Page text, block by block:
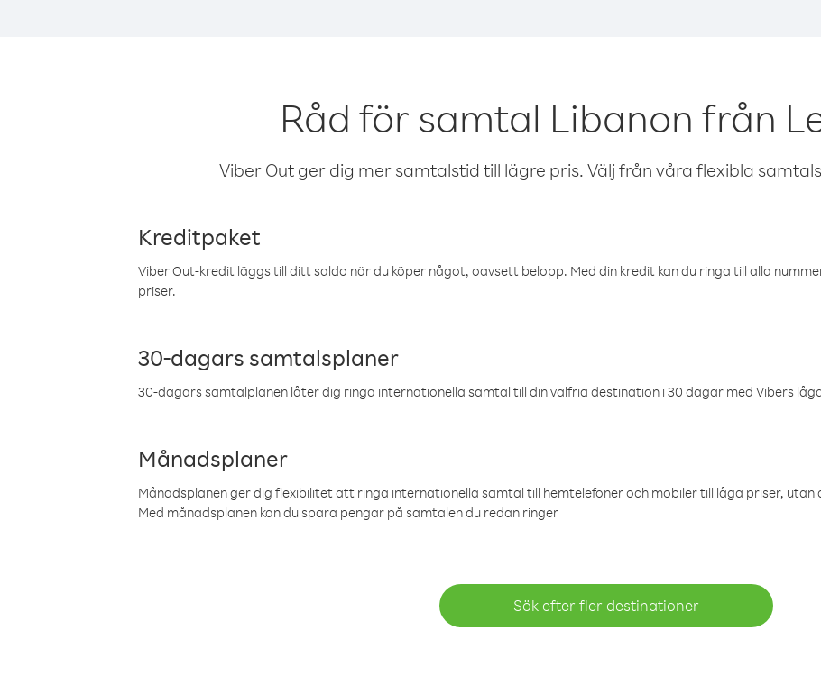
Råd för samtal Libanon från
Viber Out ger dig mer samtalstid till lägre pris. Välj från våra flexibla
Kreditpaket
Viber Out-kredit läggs till ditt saldo när du köper något, oavsett belopp. Med din kredit kan du ringa till alla
priser.
30-dagars samtalsplaner
30-dagars samtalplanen låter dig ringa internationella samtal till din valfria destination i 30 dagar med Vibers
Månadsplaner
Månadsplanen ger dig flexibilitet att ringa internationella samtal till hemtelefoner och mobiler till låga priser, utan
Med månadsplanen kan du spara pengar på samtalen du redan ringer
Sök efter fler destinationer